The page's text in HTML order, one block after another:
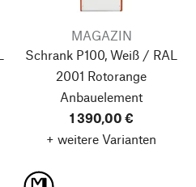
MAGAZIN
Schrank P100, Weiß / RAL
2001 Rotorange
Anbauelement
1 390,00 €
+ weitere Varianten